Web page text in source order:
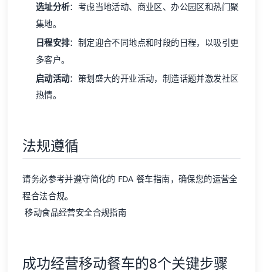
选址分析：考虑当地活动、商业区、办公园区和热门聚
集地。
日程安排：制定迎合不同地点和时段的日程，以吸引更
多客户。
启动活动：策划盛大的开业活动，制造话题并激发社区
热情。
法规遵循
请务必参考并遵守简化的 FDA 餐车指南，确保您的运营全
程合法合规。
移动食品经营安全合规指南
成功经营移动餐车的8个关键步骤